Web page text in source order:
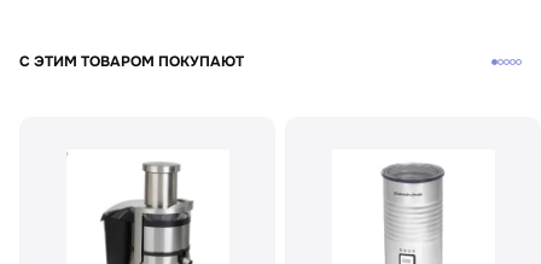
С ЭТИМ ТОВАРОМ ПОКУПАЮТ